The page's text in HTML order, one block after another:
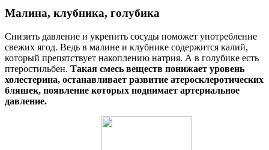
Малина, клубника, голубика
Снизить давление и укрепить сосуды поможет употребление
свежих ягод. Ведь в малине и клубнике содержится калий,
который препятствует накоплению натрия. А в голубике есть
птеростильбен. Такая смесь веществ понижает уровень
холестерина, останавливает развитие атеросклеротических
бляшек, появление которых поднимает артериальное
давление.